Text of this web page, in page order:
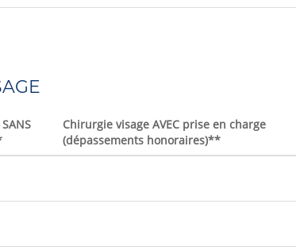
Chirurgie visage AVEC prise en charge
(dépassements honoraires)**